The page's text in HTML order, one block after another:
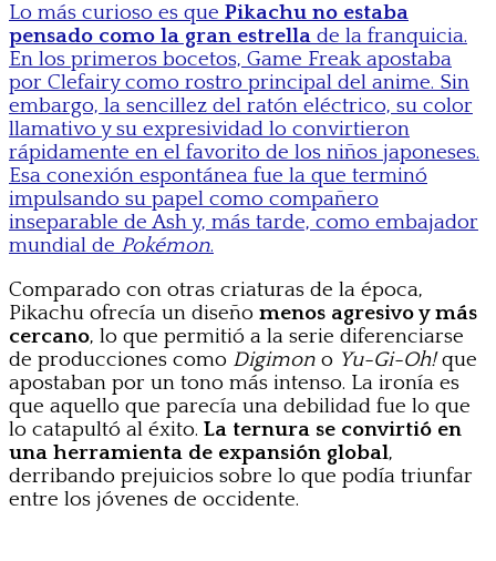
Lo más curioso es que Pikachu no estaba
pensado como la gran estrella de la franquicia.
En los primeros bocetos, Game Freak apostaba
por Clefairy como rostro principal del anime. Sin
embargo, la sencillez del ratón eléctrico, su color
llamativo y su expresividad lo convirtieron
rápidamente en el favorito de los niños japoneses.
Esa conexión espontánea fue la que terminó
impulsando su papel como compañero
inseparable de Ash y, más tarde, como embajador
mundial de Pokémon.
Comparado con otras criaturas de la época,
Pikachu ofrecía un diseño menos agresivo y más
cercano, lo que permitió a la serie diferenciarse
de producciones como Digimon o Yu-Gi-Oh!que
apostaban por un tono más intenso. La ironía es
que aquello que parecía una debilidad fue lo que
lo catapultó al éxito. La ternura se convirtió en
una herramienta de expansión global,
derribando prejuicios sobre lo que podía triunfar
entre los jóvenes de occidente.